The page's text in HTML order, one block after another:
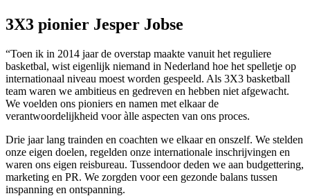
3X3 pionier Jesper Jobse
“Toen ik in 2014 jaar de overstap maakte vanuit het reguliere
basketbal, wist eigenlijk niemand in Nederland hoe het spelletje op
internationaal niveau moest worden gespeeld. Als 3X3 basketball
team waren we ambitieus en gedreven en hebben niet afgewacht.
We voelden ons pioniers en namen met elkaar de
verantwoordelijkheid voor àlle aspecten van ons proces.
Drie jaar lang trainden en coachten we elkaar en onszelf. We stelden
onze eigen doelen, regelden onze internationale inschrijvingen en
waren ons eigen reisbureau. Tussendoor deden we aan budgettering,
marketing en PR. We zorgden voor een gezonde balans tussen
inspanning en ontspanning.